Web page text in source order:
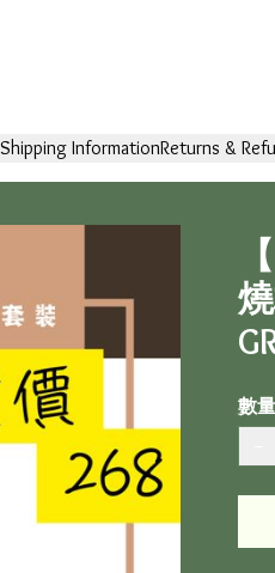
Shipping InformationReturns &
數量